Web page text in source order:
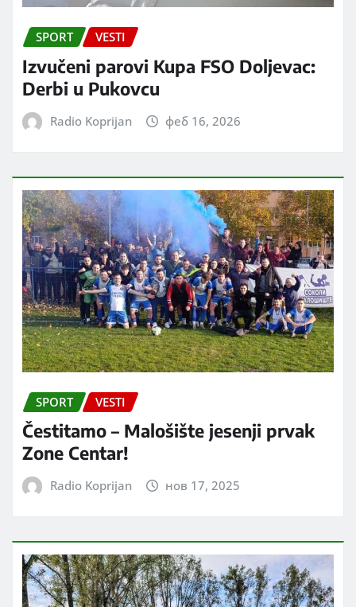
SPORT VESTI
Izvučeni parovi Kupa FSO Doljevac:
Derbi u Pukovcu
Radio Koprijan феб 16, 2026
SPORT VESTI
Čestitamo – Malošište jesenji prvak
Zone Centar!
Radio Koprijan нов 17, 2025